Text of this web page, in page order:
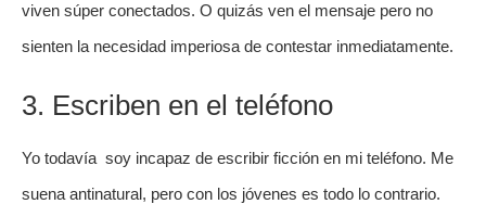
viven súper conectados. O quizás ven el mensaje pero no
sienten la necesidad imperiosa de contestar inmediatamente.
3. Escriben en el teléfono
Yo todavía soy incapaz de escribir ficción en mi teléfono. Me
suena antinatural, pero con los jóvenes es todo lo contrario.